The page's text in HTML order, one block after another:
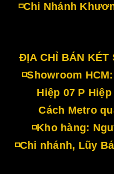
◽Chi Nhánh
ĐỊA CHỈ BÁN KÉT
◽Showroom
Hiệp 07 P
Cách Metro
◽Kho hàng:
◽Chi nhánh, Lũy